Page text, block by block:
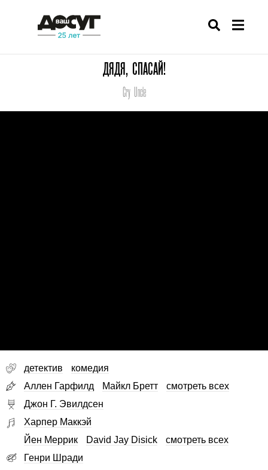
ДЯДЯ, СПАСАЙ!
Cry Uncle
детектив
комедия
Аллен Гарфилд
Майкл Бретт
смотреть всех
Джон Г. Эвилдсен
Харпер Маккэй
Йен Меррик
David Jay Disick
смотреть всех
Генри Шради